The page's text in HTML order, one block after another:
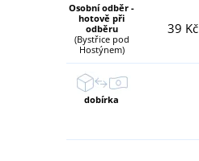
Osobní odběr -
hotově při
odběru
(Bystřice pod
Hostýnem)
39 Kč
dobírka